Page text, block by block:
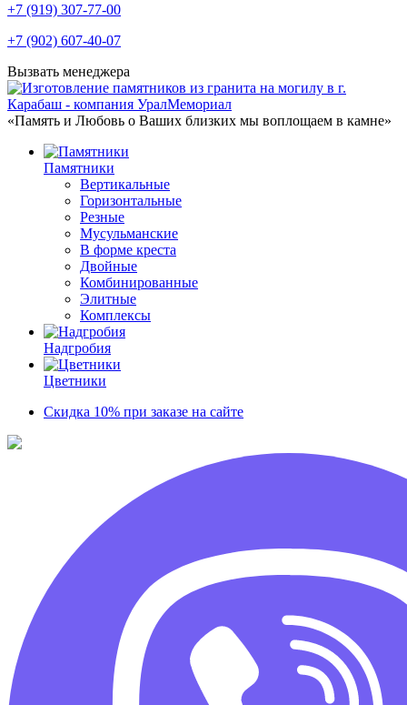
+7 (919) 307-77-00
+7 (902) 607-40-07
Вызвать менеджера
«Память и Любовь о Ваших близких мы воплощаем в камне»
Памятники
Вертикальные
Горизонтальные
Резные
Мусульманские
В форме креста
Двойные
Комбинированные
Элитные
Комплексы
Надгробия
Цветники
Скидка 10% при заказе на сайте